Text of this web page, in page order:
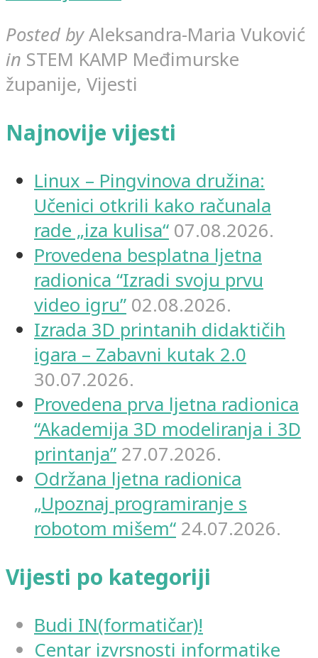
Posted by Aleksandra-Maria Vuković
in STEM KAMP Međimurske
županije, Vijesti
Najnovije vijesti
Linux – Pingvinova družina:
Učenici otkrili kako računala
rade „iza kulisa“ 07.08.2026.
Provedena besplatna ljetna
radionica “Izradi svoju prvu
video igru” 02.08.2026.
Izrada 3D printanih didaktičih
igara – Zabavni kutak 2.0
30.07.2026.
Provedena prva ljetna radionica
“Akademija 3D modeliranja i 3D
printanja” 27.07.2026.
Održana ljetna radionica
„Upoznaj programiranje s
robotom mišem“ 24.07.2026.
Vijesti po kategoriji
Budi IN(formatičar)!
Centar izvrsnosti informatike